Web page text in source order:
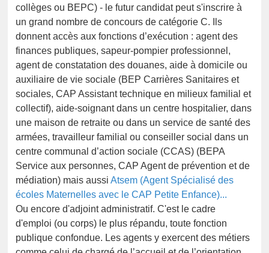
collèges ou BEPC) - le futur candidat peut s'inscrire à
un grand nombre de concours de catégorie C. Ils
donnent accès aux fonctions d’exécution : agent des
finances publiques, sapeur-pompier professionnel,
agent de constatation des douanes, aide à domicile ou
auxiliaire de vie sociale (BEP Carrières Sanitaires et
sociales, CAP Assistant technique en milieux familial et
collectif), aide-soignant dans un centre hospitalier, dans
une maison de retraite ou dans un service de santé des
armées, travailleur familial ou conseiller social dans un
centre communal d’action sociale (CCAS) (BEPA
Service aux personnes, CAP Agent de prévention et de
médiation) mais aussiAtsem (Agent Spécialisé des
écoles Maternelles avec le CAP Petite Enfance)...
Ou encore d'adjoint administratif. C'est le cadre
d'emploi (ou corps) le plus répandu, toute fonction
publique confondue. Les agents y exercent des métiers